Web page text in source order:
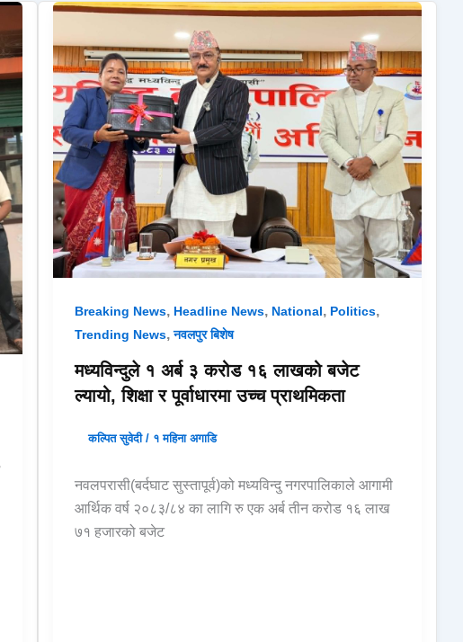
Breaking News, Headline News, National, Politics,
Trending News,नवलपुर बिशेष
मध्यविन्दुले १ अर्ब ३ करोड १६ लाखको बजेट
ल्यायो, शिक्षा र पूर्वाधारमा उच्च प्राथमिकता
कल्पित सुवेदी/ १ महिना अगाडि
नवलपरासी(बर्दघाट सुस्तापूर्व)को मध्यविन्दु नगरपालिकाले आगामी
आर्थिक वर्ष २०८३/८४ का लागि रु एक अर्ब तीन करोड १६ लाख
७१ हजारको बजेट